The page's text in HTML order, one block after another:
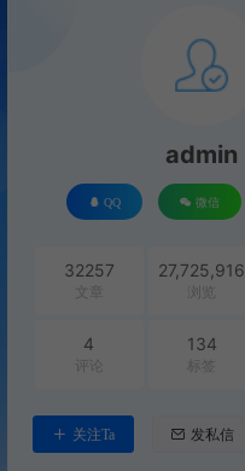
admin
QQ 微信
32257
文章
27,725,916
浏览
4
评论
134
标签
关注Ta 发私信